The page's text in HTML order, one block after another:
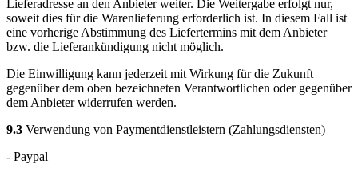
Lieferadresse an den Anbieter weiter. Die Weitergabe erfolgt nur,
soweit dies für die Warenlieferung erforderlich ist. In diesem Fall ist
eine vorherige Abstimmung des Liefertermins mit dem Anbieter
bzw. die Lieferankündigung nicht möglich.
Die Einwilligung kann jederzeit mit Wirkung für die Zukunft
gegenüber dem oben bezeichneten Verantwortlichen oder gegenüber
dem Anbieter widerrufen werden.
9.3 Verwendung von Paymentdienstleistern (Zahlungsdiensten)
- Paypal